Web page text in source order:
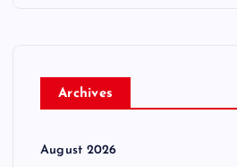
Archives
August 2026